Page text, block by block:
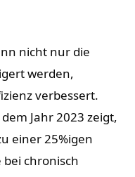
nicht nur die
werden,
verbessert.
Jahr 2023 zeigt,
einer 25%igen
chronisch